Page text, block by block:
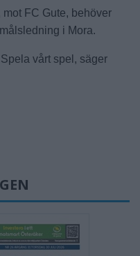
FC Gute, behöver
i Mora.
vårt spel, säger